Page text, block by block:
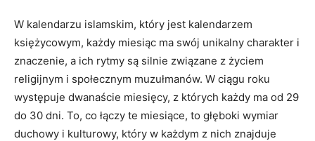
W kalendarzu islamskim, który jest kalendarzem
księżycowym, każdy miesiąc ma swój unikalny charakter i
znaczenie, a ich rytmy są silnie związane z życiem
religijnym i społecznym muzułmanów. W ciągu roku
występuje dwanaście miesięcy, z których każdy ma od 29
do 30 dni. To, co łączy te miesiące, to głęboki wymiar
duchowy i kulturowy, który w każdym z nich znajduje